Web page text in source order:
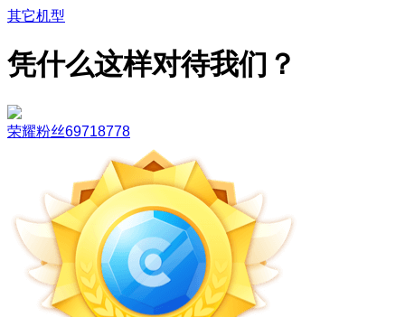
其它机型
凭什么这样对待我们？
荣耀粉丝69718778